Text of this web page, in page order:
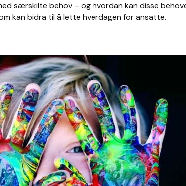
særskilte behov – og hvordan kan disse
kan bidra til å lette hverdagen for ansatte.